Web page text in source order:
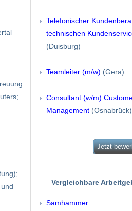
Telefonischer
technischen
(Duisburg)
Teamleiter (m/w) (Gera)
Consultant (w/m)
Management (Osnabrück)
Jetzt
Vergleichbare
Samhammer